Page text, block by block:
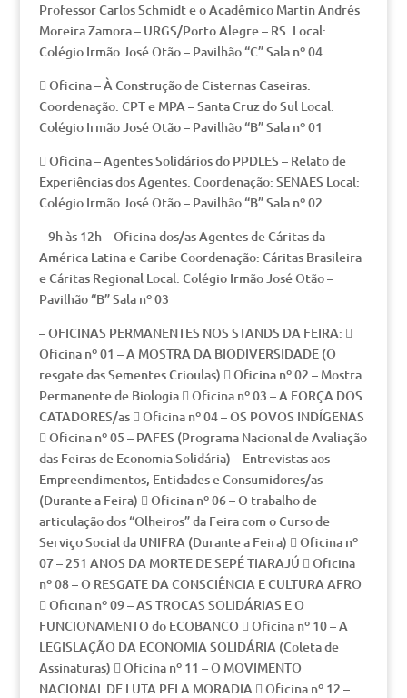
Professor Carlos Schmidt e o Acadêmico Martin Andrés
Moreira Zamora – URGS/Porto Alegre – RS. Local:
Colégio Irmão José Otão – Pavilhão “C” Sala nº 04
 Oficina – À Construção de Cisternas Caseiras.
Coordenação: CPT e MPA – Santa Cruz do Sul Local:
Colégio Irmão José Otão – Pavilhão “B” Sala nº 01
 Oficina – Agentes Solidários do PPDLES – Relato de
Experiências dos Agentes. Coordenação: SENAES Local:
Colégio Irmão José Otão – Pavilhão “B” Sala nº 02
– 9h às 12h – Oficina dos/as Agentes de Cáritas da
América Latina e Caribe Coordenação: Cáritas Brasileira
e Cáritas Regional Local: Colégio Irmão José Otão –
Pavilhão “B” Sala nº 03
– OFICINAS PERMANENTES NOS STANDS DA FEIRA: 
Oficina nº 01 – A MOSTRA DA BIODIVERSIDADE (O
resgate das Sementes Crioulas)  Oficina nº 02 – Mostra
Permanente de Biologia  Oficina nº 03 – A FORÇA DOS
CATADORES/as  Oficina nº 04 – OS POVOS INDÍGENAS
 Oficina nº 05 – PAFES (Programa Nacional de Avaliação
das Feiras de Economia Solidária) – Entrevistas aos
Empreendimentos, Entidades e Consumidores/as
(Durante a Feira)  Oficina nº 06 – O trabalho de
articulação dos “Olheiros” da Feira com o Curso de
Serviço Social da UNIFRA (Durante a Feira)  Oficina nº
07 – 251 ANOS DA MORTE DE SEPÉ TIARAJÚ  Oficina
nº 08 – O RESGATE DA CONSCIÊNCIA E CULTURA AFRO
 Oficina nº 09 – AS TROCAS SOLIDÁRIAS E O
FUNCIONAMENTO do ECOBANCO  Oficina nº 10 – A
LEGISLAÇÃO DA ECONOMIA SOLIDÁRIA (Coleta de
Assinaturas)  Oficina nº 11 – O MOVIMENTO
NACIONAL DE LUTA PELA MORADIA  Oficina nº 12 –